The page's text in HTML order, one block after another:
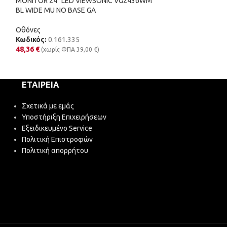
BL WIDE MU NO BASE GA
Οθόνες
Κωδικός: 0.161.335
48,36 € (χωρίς ΦΠΑ 39,00 €)
ΕΤΑΙΡΕΊΑ
Σχετικά με εμάς
Υποστήριξη Επιχειρήσεων
Εξειδικευμένο Service
Πολιτική Επιστροφών
Πολιτική απορρήτου